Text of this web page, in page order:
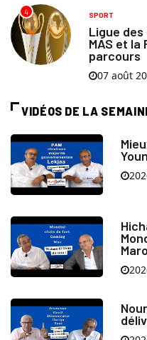
4 SPORT
Ligue des
MAS et la
parcours
07 août
VIDÉOS DE LA